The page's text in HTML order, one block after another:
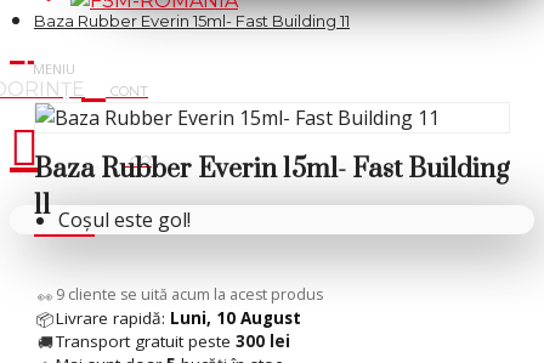
Cosul tau
Coșul este gol!
Baza Rubber Everin 15ml- Fast Building 11
Baza Rubber Everin 15ml- Fast Building
11
👀 5 cliente se uită acum la acest produs
📦Livrare rapidă: Luni, 10 August
🚚Transport gratuit peste 300 lei